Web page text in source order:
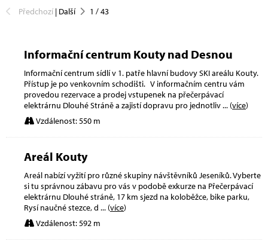
Předchozí | Další 1 /43
Informační centrum Kouty nad Desnou
Informační centrum sídlí v 1. patře hlavní budovy SKI areálu Kouty.
Přístup je po venkovním schodišti. V informačním centru vám
provedou rezervace a prodej vstupenek na přečerpávací
elektrárnu Dlouhé Stráně a zajistí dopravu pro jednotliv... (více)
Vzdálenost: 550 m
Areál Kouty
Areál nabízí vyžití pro různé skupiny návštěvníků Jeseníků. Vyberte
si tu správnou zábavu pro vás v podobě exkurze na Přečerpávací
elektrárnu Dlouhé stráně, 17 km sjezd na koloběžce, bike parku,
Rysí naučné stezce, d ... (více)
Vzdálenost: 592 m